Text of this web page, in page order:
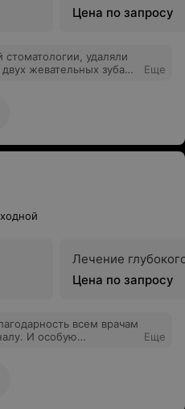
Цена по запросу
стоматологии, удаляли
жевательных зубах.
кисты (кость стерта).
запломбированные
к таким "врачам",
Еще
Лечение
Цена по запросу
всем врачам
Еще